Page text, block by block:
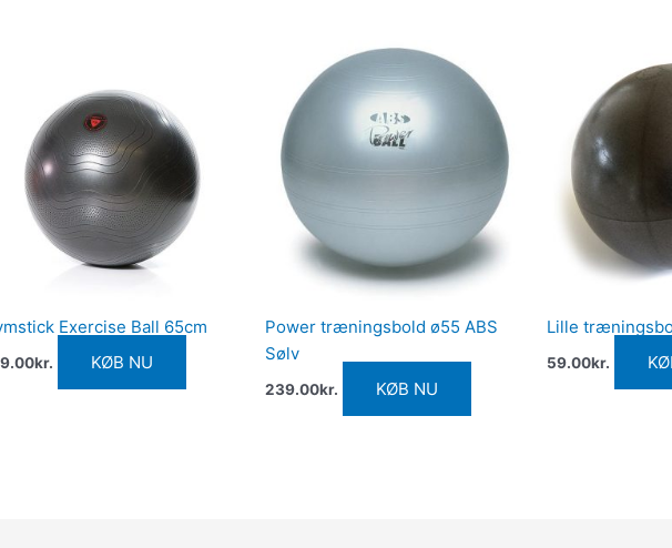
Exercise Ball 65cm
kr. KØB NU
Power træningsbold ø55 ABS
Sølv
239.00kr. KØB NU
Lille
59.00kr.